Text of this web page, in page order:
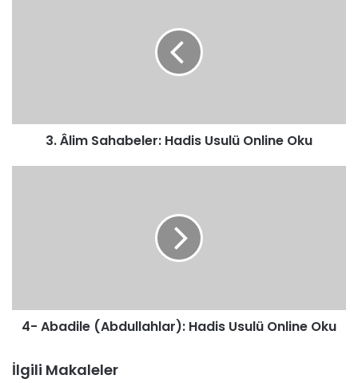
3. Âlim Sahabeler: Hadis Usulü Online Oku
4- Abadile (Abdullahlar): Hadis Usulü Online Oku
İlgili Makaleler